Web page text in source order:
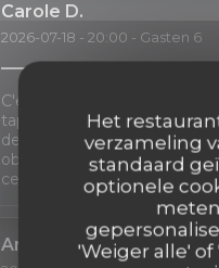
Het
verzameling
standaard
optionele
'Weiger alle'
Carole D
2026-07-18 - 20:00 - Gasten 6
C'est toujours un plaisir de
tapas, un verre de sangria
de bienveillance en cas de
obligé à décaler le dîner à
certaines formules n'étant
Anne